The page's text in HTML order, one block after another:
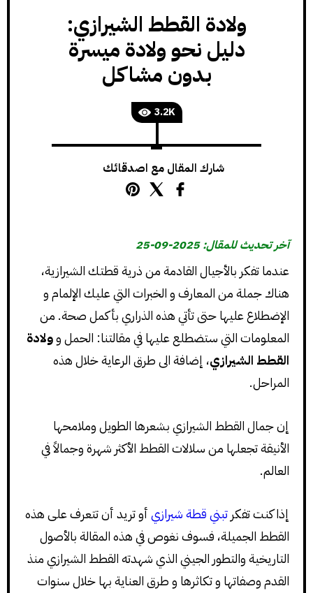
ولادة القطط الشيرازي:
دليل نحو ولادة ميسرة
بدون مشاكل
3.2K
شارك المقال مع اصدقائك
آخر تحديث للمقال: 2025-09-25
عندما تفكر بالأجيال القادمة من ذرية قطتك الشيرازية،
هناك جملة من المعارف و الخبرات التي عليك الإلمام و
الإضطلاع عليها حتى تأتي هذه الذراري بأكمل صحة. من
المعلومات التي ستضطلع عليها في مقالتنا: الحمل وولادة
القطط الشيرازي، إضافة الى طرق الرعاية خلال هذه
المراحل.
إن جمال القطط الشيرازي بشعرها الطويل وملامحها
الأنيقة تجعلها من سلالات القطط الأكثر شهرة وجمالاً في
العالم.
إذا كنت تفكر تبني قطة شيرازيأو تريد أن تتعرف على هذه
القطط الجميلة، فسوف نغوص في هذه المقالة بالأصول
التاريخية والتطور الجيني الذي شهدته القطط الشيرازي منذ
القدم وصفاتها و تكاثرها و طرق العناية بها خلال سنوات